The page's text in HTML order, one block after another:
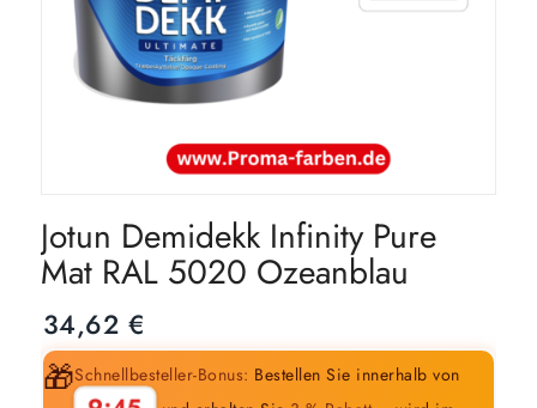
Jotun Demidekk Infinity Pure
Mat RAL 5020 Ozeanblau
34,62 €
🎁Schnellbesteller-Bonus: Bestellen Sie innerhalb von